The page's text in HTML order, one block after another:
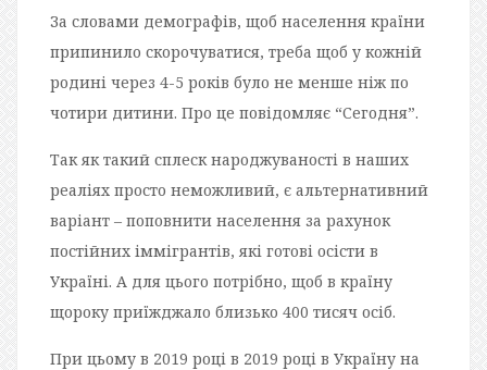
За словами демографів, щоб населення країни
припинило скорочуватися, треба щоб у кожній
родині через 4-5 років було не менше ніж по
чотири дитини. Про це повідомляє “Сегодня”.
Так як такий сплеск народжуваності в наших
реаліях просто неможливий, є альтернативний
варіант – поповнити населення за рахунок
постійних іммігрантів, які готові осісти в
Україні. А для цього потрібно, щоб в країну
щороку приїжджало близько 400 тисяч осіб.
При цьому в 2019 році в 2019 році в Україну на